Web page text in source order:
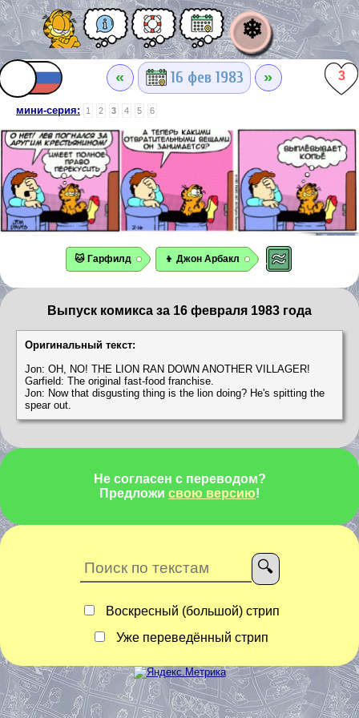
❄
« 16 фев 1983 » 3
мини-серия: 1 2 3 4 5 6
🐱 Гарфилд 👦 Джон Арбакл
Выпуск комикса за 16 февраля 1983 года
Оригинальный текст:
Jon: OH, NO! THE LION RAN DOWN ANOTHER VILLAGER!
Garfield: The original fast-food franchise.
Jon: Now that disgusting thing is the lion doing? He's spitting the
spear out.
Не согласен с переводом?
Предложи свою версию!
Воскресный (большой) стрип
Уже переведённый стрип